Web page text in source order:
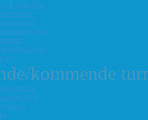
E-post-liste
vedtekter
ungdomssjakk
kommende
2026